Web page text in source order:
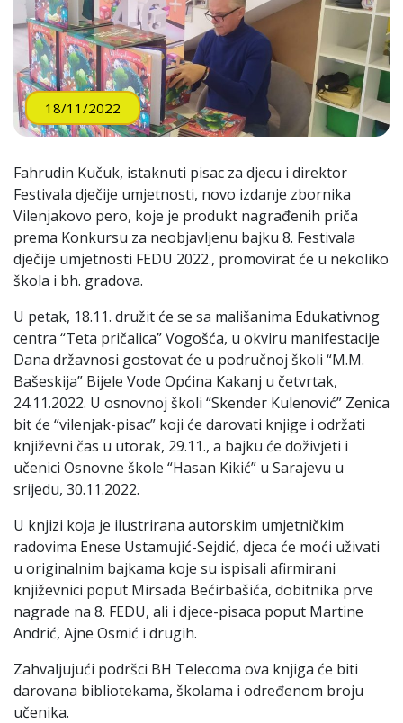
18/11/2022
Fahrudin Kučuk, istaknuti pisac za djecu i direktor
Festivala dječije umjetnosti, novo izdanje zbornika
Vilenjakovo pero, koje je produkt nagrađenih priča
prema Konkursu za neobjavljenu bajku 8. Festivala
dječije umjetnosti FEDU 2022., promovirat će u nekoliko
škola i bh. gradova.
U petak, 18.11. družit će se sa mališanima Edukativnog
centra “Teta pričalica” Vogošća, u okviru manifestacije
Dana državnosi gostovat će u područnoj školi “M.M.
Bašeskija” Bijele Vode Općina Kakanj u četvrtak,
24.11.2022. U osnovnoj školi “Skender Kulenović” Zenica
bit će “vilenjak-pisac” koji će darovati knjige i održati
književni čas u utorak, 29.11., a bajku će doživjeti i
učenici Osnovne škole “Hasan Kikić” u Sarajevu u
srijedu, 30.11.2022.
U knjizi koja je ilustrirana autorskim umjetničkim
radovima Enese Ustamujić-Sejdić, djeca će moći uživati
u originalnim bajkama koje su ispisali afirmirani
književnici poput Mirsada Bećirbašića, dobitnika prve
nagrade na 8. FEDU, ali i djece-pisaca poput Martine
Andrić, Ajne Osmić i drugih.
Zahvaljujući podršci BH Telecoma ova knjiga će biti
darovana bibliotekama, školama i određenom broju
učenika.